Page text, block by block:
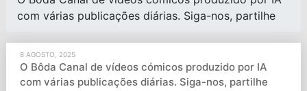
com várias publicações diárias. Siga-nos, partilhe
8 AGOSTO, 2025
O Bôda Canal de vídeos cómicos produzido por IA
com várias publicações diárias. Siga-nos, partilhe